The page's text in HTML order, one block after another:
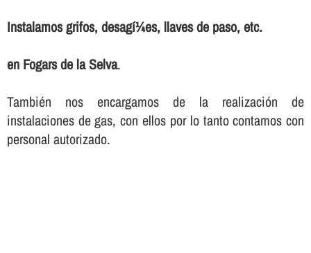
Instalamos grifos, desagí¼es, llaves de paso, etc.
en Fogars de la Selva.
También nos encargamos de la realización de
instalaciones de gas, con ellos por lo tanto contamos con
personal autorizado.